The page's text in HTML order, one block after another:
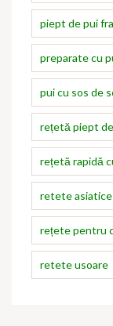
piept de pui
preparate cu
pui cu sos de
rețetă piept
rețetă rapidă
retete asiatice
rețete pentru
retete usoare